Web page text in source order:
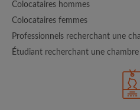
Colocataires hommes
Colocataires femmes
Professionnels recherchant une
Étudiant recherchant une